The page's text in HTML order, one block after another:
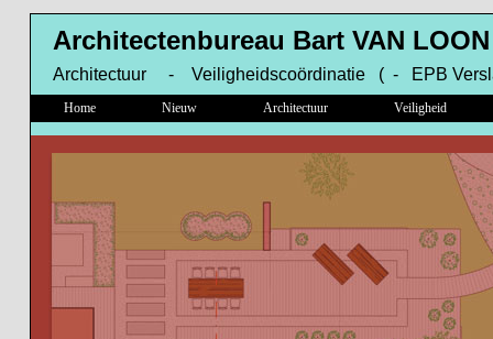
Architectenbureau Bart VAN
Architectuur - Veiligheidscoördinatie ( - EPB
Home Nieuw Architectuur Veiligheid